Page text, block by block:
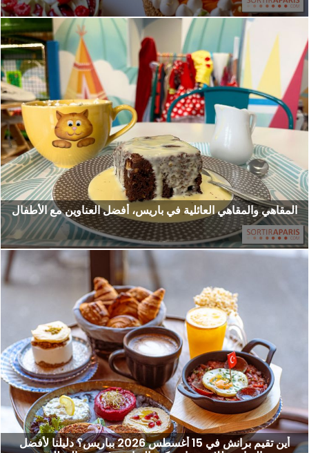
المقاهي والمقاهي العائلية في باريس، أفضل العناوين مع الأطفال
أين تقيم برانش في 15 أغسطس 2026 بباريس؟ دليلنا لأفضل